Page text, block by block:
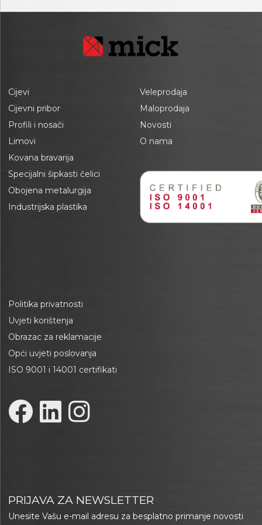
Cijevi
Cijevni pribor
Profili i nosači
Limovi
Kovana bravarija
Specijalni šipkasti čelici
Obojena metalurgija
Industrijska plastika
Veleprodaja
Maloprodaja
Novosti
O nama
Politika privatnosti
Uvjeti korištenja
Obrazac za reklamacije
Opći uvjeti poslovanja
ISO 9001 i 14001 certifikati
PRIJAVA ZA NEWSLETTER
Unesite Vašu e-mail adresu za besplatno primanje novosti